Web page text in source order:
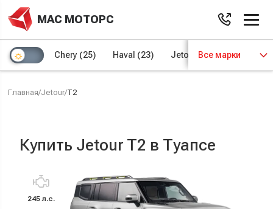
МАС МОТОРС
Chery (25) Haval (23) Jetour (8) Kaiyi (4)
Все марки
Главная/Jetour/T2
Купить Jetour T2 в Туапсе
245 л.с.